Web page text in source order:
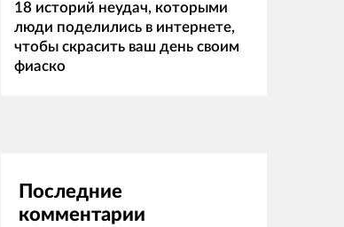
18 историй неудач, которыми
люди поделились в интернете,
чтобы скрасить ваш день своим
фиаско
Последние
комментарии